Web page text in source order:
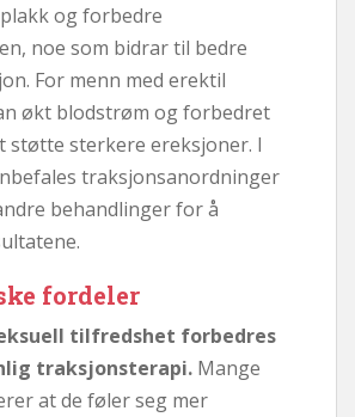
og forbedre
noe som bidrar til bedre
For menn med erektil
økt blodstrøm og forbedret
støtte sterkere ereksjoner. I
traksjonsanordninger
behandlinger for å
fordeler
tilfredshet forbedres
traksjonsterapi. Mange
at de føler seg mer